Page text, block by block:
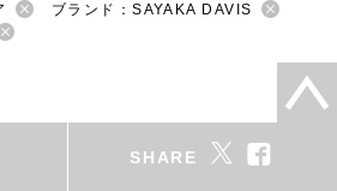
ブランド：SAYAKA DAVIS
SHARE